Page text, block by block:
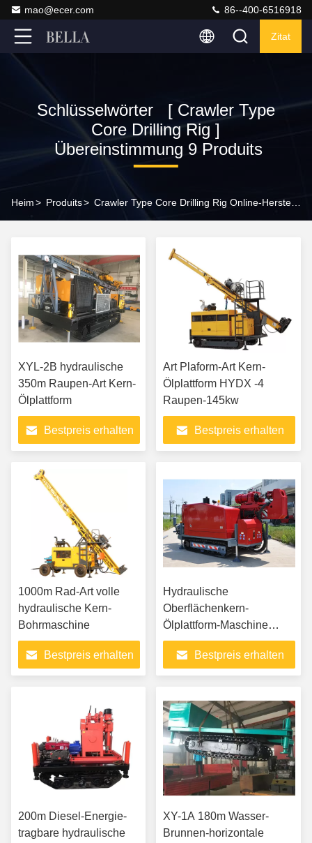
mao@ecer.com 86--400-6516918
Zitat
Schlüsselwörter [ Crawler Type
Core Drilling Rig ]
Übereinstimmung 9 Produits
Heim> Produits>
XYL-2B hydraulische
350m Raupen-Art Kern-
Ölplattform
Bestpreis erhalten
Art Plaform-Art Kern-
Ölplattform HYDX -4
Raupen-145kw
Bestpreis erhalten
1000m Rad-Art volle
hydraulische Kern-
Bohrmaschine
Bestpreis erhalten
Hydraulische
Oberflächenkern-
Ölplattform-Maschine
CR12 1200m voll
Bestpreis erhalten
200m Diesel-Energie-
tragbare hydraulische
XY-1A 180m Wasser-
Brunnen-horizontale